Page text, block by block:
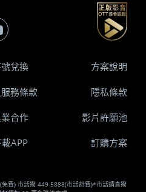
費) 市話撥 449-5888(市話計費)*市話請直撥
兌換 方案說明
務條款 隱私條款
合作 影片許願池
APP 訂購方案